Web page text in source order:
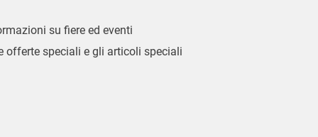
su fiere ed eventi
offerte speciali e gli articoli speciali